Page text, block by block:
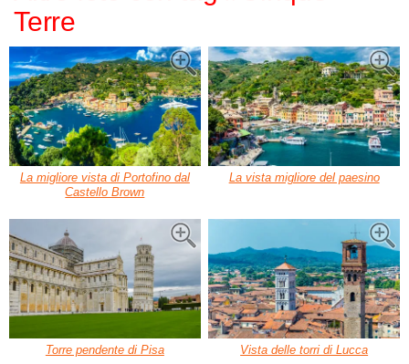
Terre
La migliore vista di Portofino dal
Castello Brown
La vista migliore del paesino
Torre pendente di Pisa Vista delle torri di Lucca